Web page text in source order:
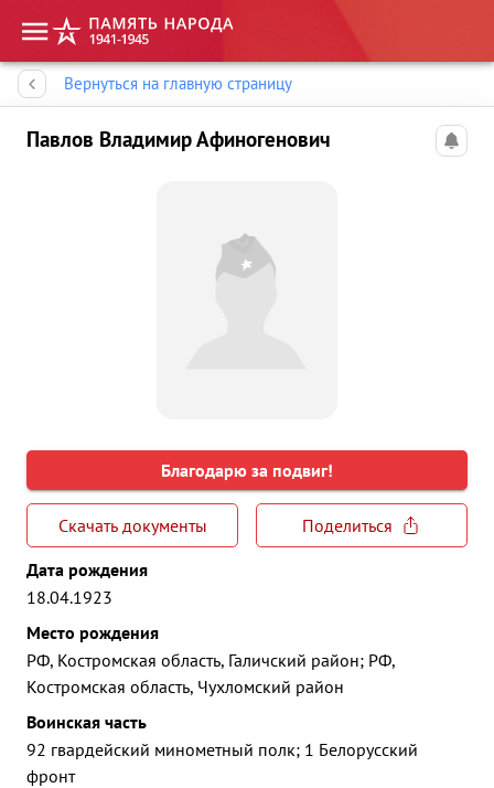
Вернуться на главную страницу
Павлов Владимир Афиногенович
Благодарю за подвиг!
Скачать документы
Поделиться
Дата рождения
18.04.1923
Место рождения
РФ, Костромская область, Галичский район; РФ,
Костромская область, Чухломский район
Воинская часть
92 гвардейский минометный полк; 1 Белорусский
фронт
Память народа